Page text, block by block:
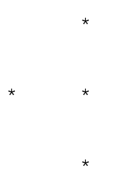
*
* *
*